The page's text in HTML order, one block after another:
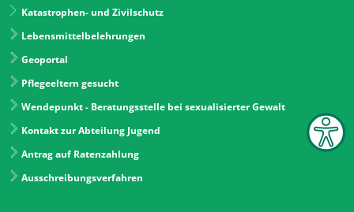
Katastrophen- und Zivilschutz
Lebensmittelbelehrungen
Geoportal
Pflegeeltern gesucht
Wendepunkt - Beratungsstelle bei sexualisierter Gewalt
Kontakt zur Abteilung Jugend
Antrag auf Ratenzahlung
Ausschreibungsverfahren